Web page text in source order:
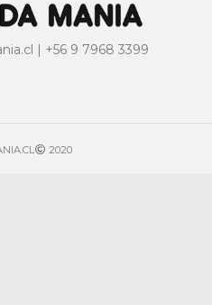
| +56 9 7968 3399
2020